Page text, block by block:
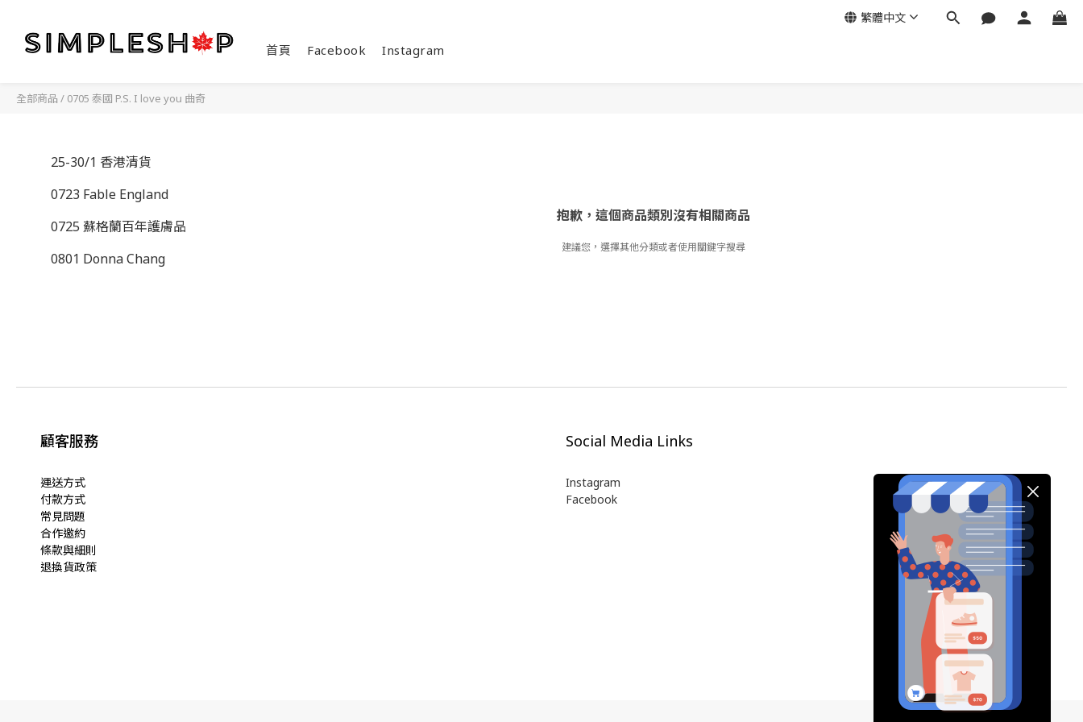
首頁 Facebook Instagram
繁體中文
全部商品 / 0705 泰國 P.S. I love you 曲奇
25-30/1 香港清貨
0723 Fable England
0725 蘇格蘭百年護膚品
0801 Donna Chang
抱歉，這個商品類別沒有相關商品
建議您，選擇其他分類或者使用關鍵字搜尋
顧客服務
運送方式
付款方式
常見問題
合作邀約
條款與細則
退換貨政策
Social Media Links
Instagram
Facebook